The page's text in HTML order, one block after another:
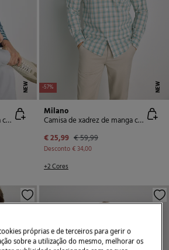
NEW
Camisa de xadrez de manga comprida
-57% NEW
Milano
Camisa de xadrez de manga comprida
€ 25,99 € 59,99
Desconto€ 34,00
+2 Cores
próprias e de terceiros para gerir o
sobre a utilização do mesmo, melhorar os